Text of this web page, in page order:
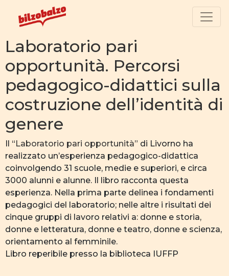
Laboratorio pari
opportunità. Percorsi
pedagogico-didattici sulla
costruzione dell’identità di
genere
Il “Laboratorio pari opportunità” di Livorno ha
realizzato un’esperienza pedagogico-didattica
coinvolgendo 31 scuole, medie e superiori, e circa
3000 alunni e alunne. Il libro racconta questa
esperienza. Nella prima parte delinea i fondamenti
pedagogici del laboratorio; nelle altre i risultati dei
cinque gruppi di lavoro relativi a: donne e storia,
donne e letteratura, donne e teatro, donne e scienza,
orientamento al femminile.
Libro reperibile presso la biblioteca IUFFP